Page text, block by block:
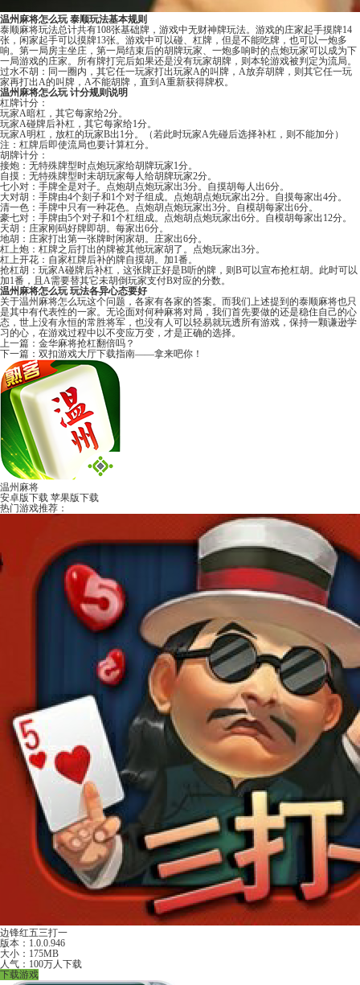
温州麻将怎么玩 泰顺玩法基本规则
泰顺麻将玩法总计共有108张基础牌，游戏中无财神牌玩法。游戏的庄家起手摸牌14
张，闲家起手可以摸牌13张。游戏中可以碰、杠牌，但是不能吃牌，也可以一炮多
响。第一局房主坐庄，第一局结束后的胡牌玩家、一炮多响时的点炮玩家可以成为下
一局游戏的庄家。所有牌打完后如果还是没有玩家胡牌，则本轮游戏被判定为流局。
过水不胡：同一圈内，其它任一玩家打出玩家A的叫牌，A放弃胡牌，则其它任一玩
家再打出A的叫牌，A不能胡牌，直到A重新获得牌权。
温州麻将怎么玩计分规则说明
杠牌计分：
玩家A暗杠，其它每家给2分。
玩家A碰牌后补杠，其它每家给1分。
玩家A明杠，放杠的玩家B出1分。（若此时玩家A先碰后选择补杠，则不能加分）
注：杠牌后即使流局也要计算杠分。
胡牌计分：
接炮：无特殊牌型时点炮玩家给胡牌玩家1分。
自摸：无特殊牌型时未胡玩家每人给胡牌玩家2分。
七小对：手牌全是对子。点炮胡点炮玩家出3分。自摸胡每人出6分。
大对胡：手牌由4个刻子和1个对子组成。点炮胡点炮玩家出2分。自摸每家出4分。
清一色：手牌中只有一种花色。点炮胡点炮玩家出3分。自模胡每家出6分。
豪七对：手牌由5个对子和1个杠组成。点炮胡点炮玩家出6分。自模胡每家出12分。
天胡：庄家刚码好牌即胡。每家出6分。
地胡：庄家打出第一张牌时闲家胡。庄家出6分。
杠上炮：杠牌之后打出的牌被其他玩家胡了。点炮玩家出3分。
杠上开花：自家杠牌后补的牌自摸胡。加1番。
抢杠胡：玩家A碰牌后补杠，这张牌正好是B听的牌，则B可以宣布抢杠胡。此时可以
加1番，且A需要替其它未胡倒玩家支付B对应的分数。
温州麻将怎么玩 玩法各异心态要好
关于温州麻将怎么玩这个问题，各家有各家的答案。而我们上述提到的泰顺麻将也只
是其中有代表性的一家。无论面对何种麻将对局，我们首先要做的还是稳住自己的心
态，世上没有永恒的常胜将军，也没有人可以轻易就玩透所有游戏，保持一颗谦逊学
习的心，在游戏过程中以不变应万变，才是正确的选择。
上一篇： 金华麻将抢杠翻倍吗？
下一篇： 双扣游戏大厅下载指南——拿来吧你！
温州麻将
安卓版下载 苹果版下载
热门游戏推荐：
边锋红五三打一
版本：1.0.0.946
大小：175MB
人气：100万人下载
下载游戏